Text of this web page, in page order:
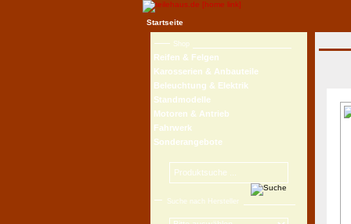
Startseite
Shop
Reifen & Felgen
Karosserien & Anbauteile
Beleuchtung & Elektrik
Standmodelle
Motoren & Antrieb
Fahrwerk
Sonderangebote
Suche nach Hersteller